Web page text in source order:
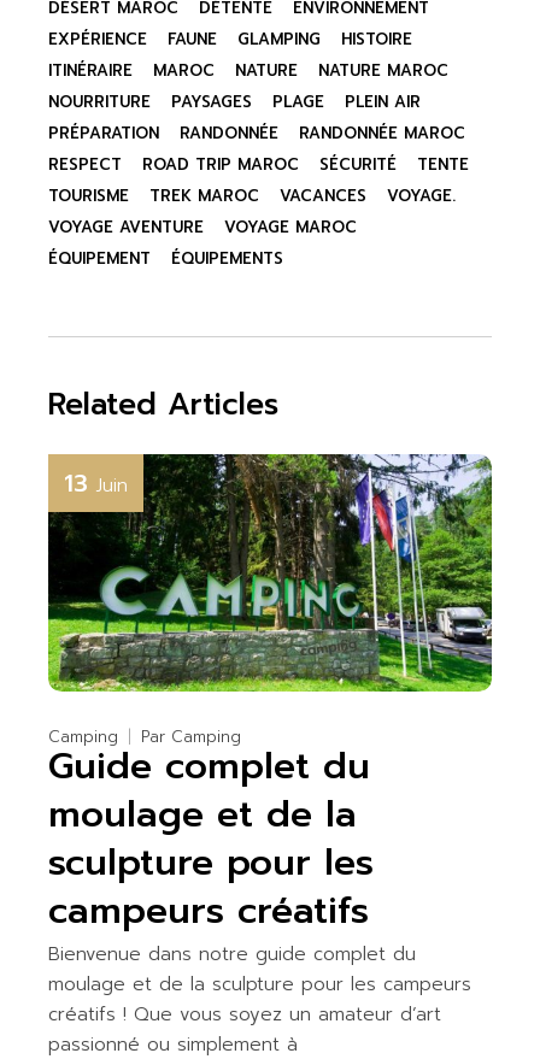
DÉSERT MAROC DÉTENTE
ENVIRONNEMENT
EXPÉRIENCE
FAUNE GLAMPING
HISTOIRE
ITINÉRAIRE
MAROC NATURE
NATURE MAROC
NOURRITURE
PAYSAGES PLAGE
PLEIN AIR
PRÉPARATION
RANDONNÉE
RANDONNÉE MAROC
RESPECT
ROAD TRIP MAROC SÉCURITÉ
TENTE
TOURISME
TREK MAROC VACANCES
VOYAGE.
VOYAGE AVENTURE
VOYAGE MAROC
ÉQUIPEMENT
ÉQUIPEMENTS
Related Articles
13 Juin
Camping Par Camping
Guide complet du
moulage et de la
sculpture pour les
campeurs créatifs
Bienvenue dans notre guide complet du
moulage et de la sculpture pour les campeurs
créatifs ! Que vous soyez un amateur d’art
passionné ou simplement à